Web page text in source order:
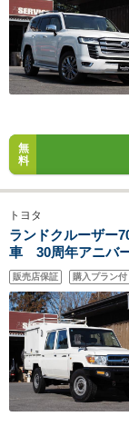
無
料
トヨタ
ランドクルーザ
車 30周年アニバ
ンパー 社外リア
ー 3kwインバー
販売店保証 購入プラン付